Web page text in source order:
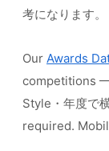
考になります。
Our Awards
competitions
Style・年度で
required.